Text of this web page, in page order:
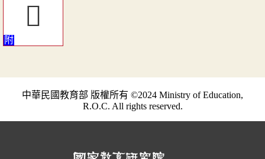
󱆻
中華民國教育部 版權所有 ©2024 Ministry of Education,
R.O.C. All rights reserved.